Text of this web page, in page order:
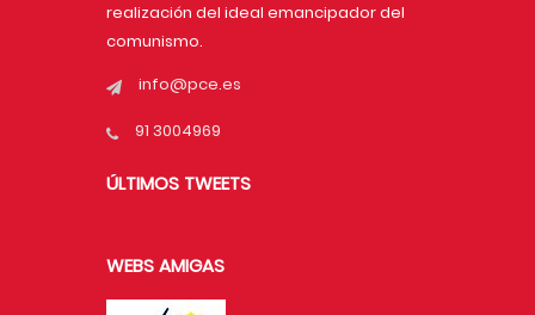
realización del ideal emancipador del
comunismo.
info@pce.es
91 3004969
ÚLTIMOS TWEETS
WEBS AMIGAS